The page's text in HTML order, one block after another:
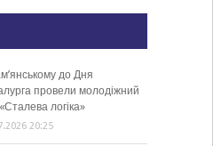
до Дня
провели молодіжний
«Сталева логіка»
20:25